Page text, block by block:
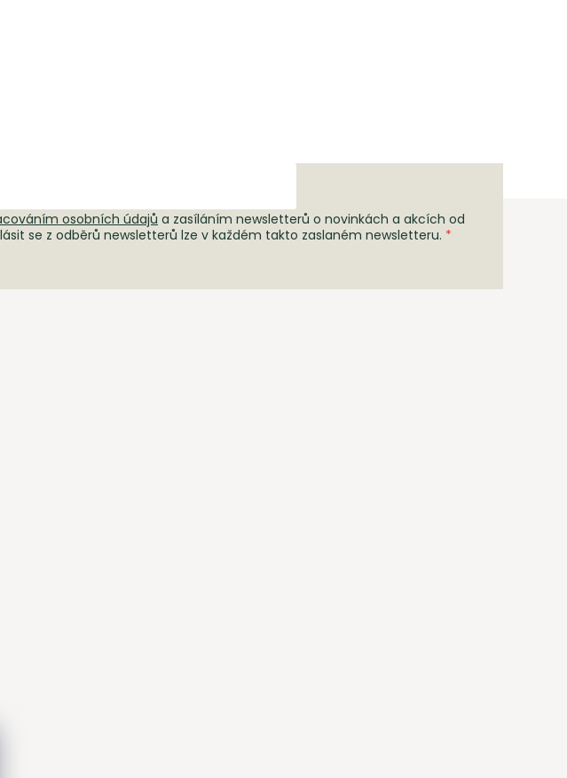
osobních údajů a zasíláním newsletterů o novinkách a akcích od
se z odběrů newsletterů lze v každém takto zaslaném newsletteru.